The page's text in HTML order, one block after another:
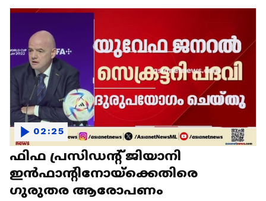
ഫിഫ പ്രസിഡന്റ് ജിയാനി
ഇൻഫാന്റിനോയ്‌ക്കെതിരെ
ഗുരുതര ആരോപണം
02:25